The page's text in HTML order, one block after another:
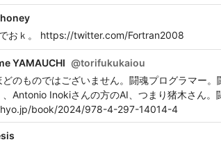
おｋ。 https://twitter.com/Fortran2008
YAMAUCHI @torifukukaiou
どのものではございません。闘魂プログラマー
、Antonio Inokiさんの方のAI、つまり猪木さん
book/2024/978-4-297-14014-4